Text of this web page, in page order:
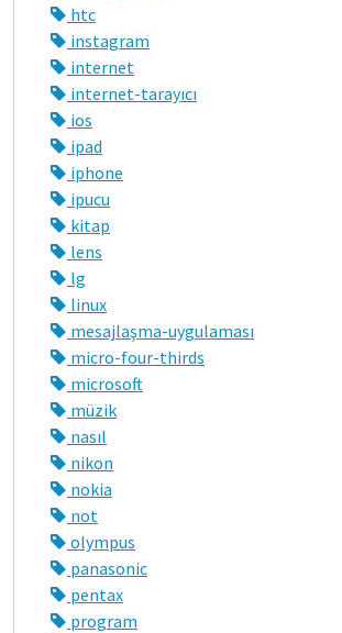
htc
instagram
internet
internet-tarayıcı
ios
ipad
iphone
ipucu
kitap
lens
lg
linux
mesajlaşma-uygulaması
micro-four-thirds
microsoft
müzik
nasıl
nikon
nokia
not
olympus
panasonic
pentax
program